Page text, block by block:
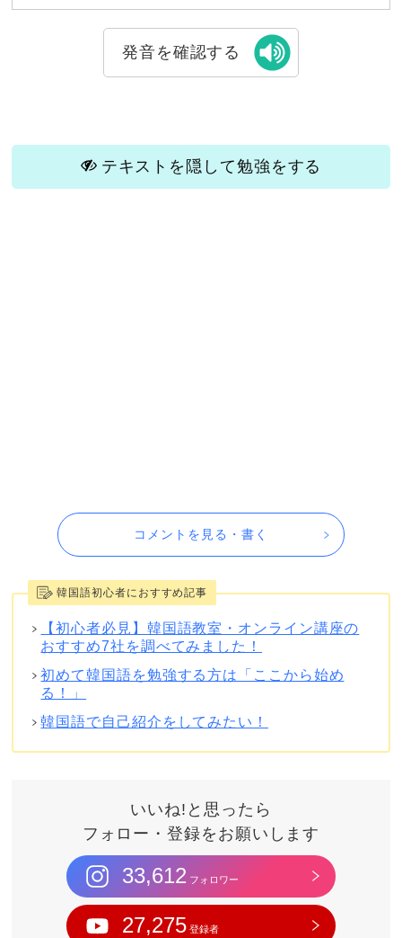
発音を確認する
テキストを隠して勉強をする
コメントを見る・書く
韓国語初心者におすすめ記事
【初心者必見】韓国語教室・オンライン講座の
おすすめ7社を調べてみました！
初めて韓国語を勉強する方は「ここから始め
る！」
韓国語で自己紹介をしてみたい！
いいね!と思ったら
フォロー・登録をお願いします
33,612 フォロワー
27,275 登録者